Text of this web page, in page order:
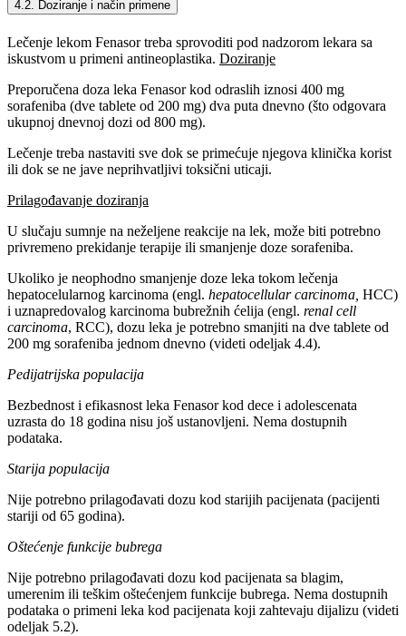
4.2. Doziranje i način primene
Lečenje lekom Fenasor treba sprovoditi pod nadzorom lekara sa
iskustvom u primeni antineoplastika. Doziranje
Preporučena doza leka Fenasor kod odraslih iznosi 400 mg
sorafeniba (dve tablete od 200 mg) dva puta dnevno (što odgovara
ukupnoj dnevnoj dozi od 800 mg).
Lečenje treba nastaviti sve dok se primećuje njegova klinička korist
ili dok se ne jave neprihvatljivi toksični uticaji.
Prilagođavanje doziranja
U slučaju sumnje na neželjene reakcije na lek, može biti potrebno
privremeno prekidanje terapije ili smanjenje doze sorafeniba.
Ukoliko je neophodno smanjenje doze leka tokom lečenja
hepatocelularnog karcinoma (engl. hepatocellular carcinoma, HCC)
i uznapredovalog karcinoma bubrežnih ćelija (engl. renal cell
carcinoma, RCC), dozu leka je potrebno smanjiti na dve tablete od
200 mg sorafeniba jednom dnevno (videti odeljak 4.4).
Pedijatrijska populacija
Bezbednost i efikasnost leka Fenasor kod dece i adolescenata
uzrasta do 18 godina nisu još ustanovljeni. Nema dostupnih
podataka.
Starija populacija
Nije potrebno prilagođavati dozu kod starijih pacijenata (pacijenti
stariji od 65 godina).
Oštećenje funkcije bubrega
Nije potrebno prilagođavati dozu kod pacijenata sa blagim,
umerenim ili teškim oštećenjem funkcije bubrega. Nema dostupnih
podataka o primeni leka kod pacijenata koji zahtevaju dijalizu (videti
odeljak 5.2).